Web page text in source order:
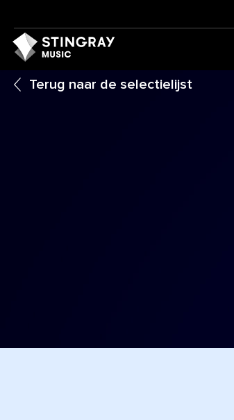
Terug naar de selectielijst